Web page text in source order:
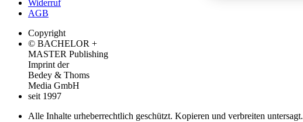
Widerruf
AGB
Copyright
© BACHELOR +
MASTER Publishing
Imprint der
Bedey & Thoms
Media GmbH
seit 1997
Alle Inhalte urheberrechtlich geschützt. Kopieren und verbreiten untersagt.